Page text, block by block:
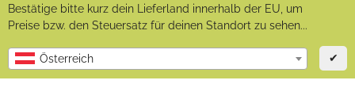
Bestätige bitte kurz dein Lieferland innerhalb der EU, um
Preise bzw. den Steuersatz für deinen Standort zu sehen...
Österreich ✔